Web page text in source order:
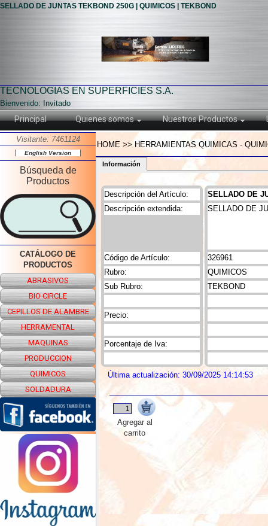
SELLADO DE JUNTAS TEKBOND 250G | QUIMICOS | TEKBOND
TECNOLOGIAS EN SUPERFICIES S.A.
Bienvenido: Invitado
Principal Quienes somos Nuestros Productos
Visitante: 7461124
English Version
Búsqueda de
Productos
CATÁLOGO DE
PRODUCTOS
ABRASIVOS
BIO CIRCLE
CEPILLOS DE ALAMBRE
HERRAMENTAL
MAQUINAS
PRODUCCION
QUIMICOS
SOLDADURA
HOME >> HERRAMIENTAS QUIMICAS -
Información
Descripción del Artículo:
Código de Artículo:
Rubro:
Sub Rubro:
Precio:
Descripción extendida:
Porcentaje de Iva:
SELLADO DE
326961
QUIMICOS
TEKBOND
SELLADO DE
Última actualización: 30/09/2025 14:14:53
Agregar al
carrito